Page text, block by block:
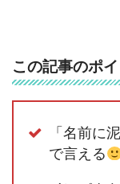
この記事のポイ
「名前に
で言える